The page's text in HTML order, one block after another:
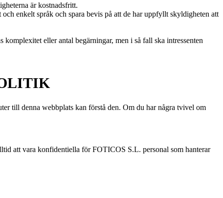
är kostnadsfritt.
enkelt språk och spara bevis på att de har uppfyllt skyldigheten att
eller antal begärningar, men i så fall ska intressenten
denna webbplats kan förstå den. Om du har några tvivel om
att vara konfidentiella för FOTICOS S.L. personal som hanterar